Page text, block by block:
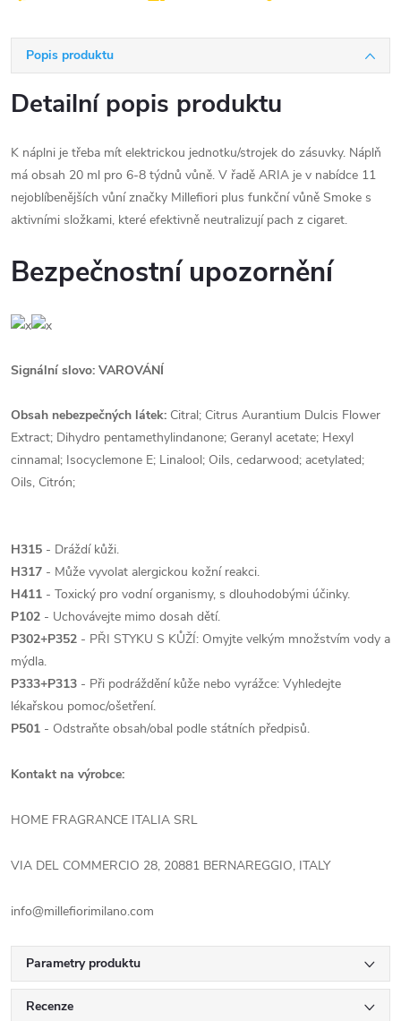
Popis produktu
Detailní popis produktu
K náplni je třeba mít elektrickou jednotku/strojek do zásuvky. Náplň
má obsah 20 ml pro 6-8 týdnů vůně. V řadě ARIA je v nabídce 11
nejoblíbenějších vůní značky Millefiori plus funkční vůně Smoke s
aktivními složkami, které efektivně neutralizují pach z cigaret.
Bezpečnostní upozornění
Signální slovo: VAROVÁNÍ
Obsah nebezpečných látek: Citral; Citrus Aurantium Dulcis Flower
Extract; Dihydro pentamethylindanone; Geranyl acetate; Hexyl
cinnamal; Isocyclemone E; Linalool; Oils, cedarwood; acetylated;
Oils, Citrón;
H315 - Dráždí kůži.
H317 - Může vyvolat alergickou kožní reakci.
H411 - Toxický pro vodní organismy, s dlouhodobými účinky.
P102 - Uchovávejte mimo dosah dětí.
P302+P352 - PŘI STYKU S KŮŽÍ: Omyjte velkým množstvím vody a
mýdla.
P333+P313 - Při podráždění kůže nebo vyrážce: Vyhledejte
lékařskou pomoc/ošetření.
P501 - Odstraňte obsah/obal podle státních předpisů.
Kontakt na výrobce:
HOME FRAGRANCE ITALIA SRL
VIA DEL COMMERCIO 28, 20881 BERNAREGGIO, ITALY
info@millefiorimilano.com
Parametry produktu
Recenze